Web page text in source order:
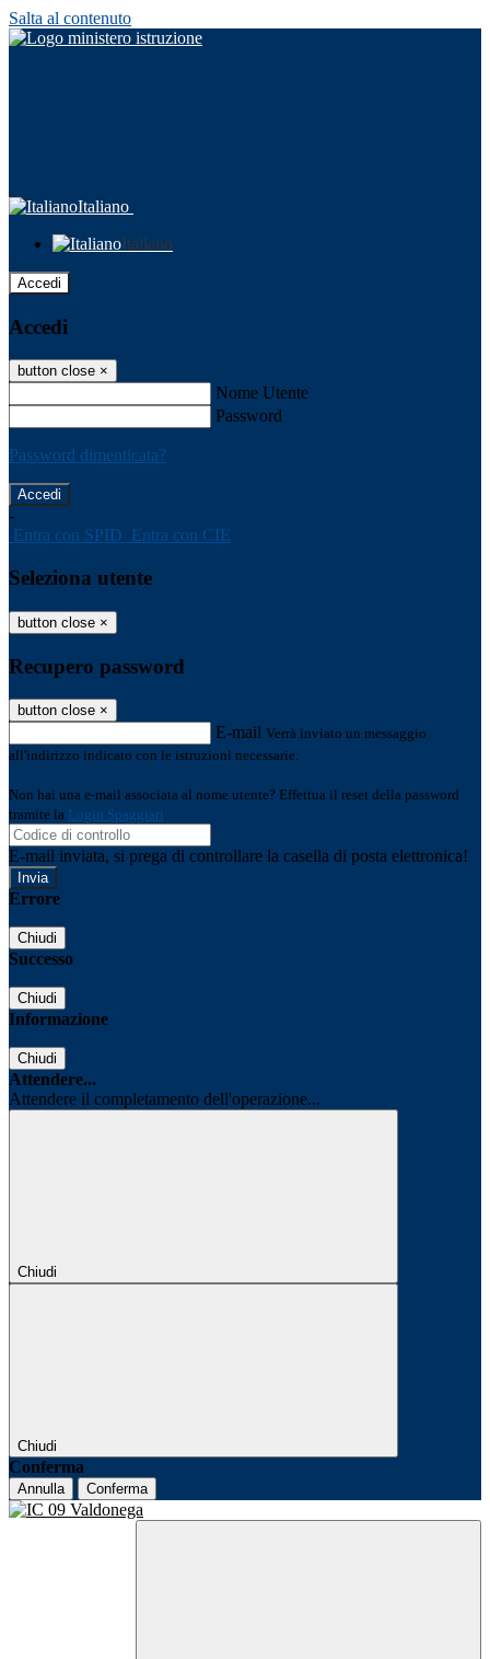
Salta al contenuto
Italiano
Italiano
Accedi
Accedi
button close ×
Nome Utente
Password
Password dimenticata?
-
Entra con SPID Entra con CIE
Seleziona utente
button close ×
Recupero password
button close ×
E-mail Verrà inviato un messaggio
all'indirizzo indicato con le istruzioni necessarie.
Non hai una e-mail associata al nome utente? Effettua il reset della password
tramite la Login Spaggiari
E-mail inviata, si prega di controllare la casella di posta elettronica!
Errore
Chiudi
Successo
Chiudi
Informazione
Chiudi
Attendere...
Attendere il completamento dell'operazione...
Chiudi
Chiudi
Conferma
Annulla Conferma